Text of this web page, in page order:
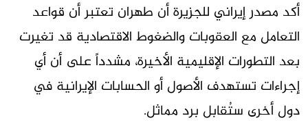
أكد مصدر إيراني للجزيرة أن طهران تعتبر أن قواعد
التعامل مع العقوبات والضغوط الاقتصادية قد تغيرت
بعد التطورات الإقليمية الأخيرة، مشدداً على أن أي
إجراءات تستهدف الأصول أو الحسابات الإيرانية في
دول أخرى ستُقابل برد مماثل.